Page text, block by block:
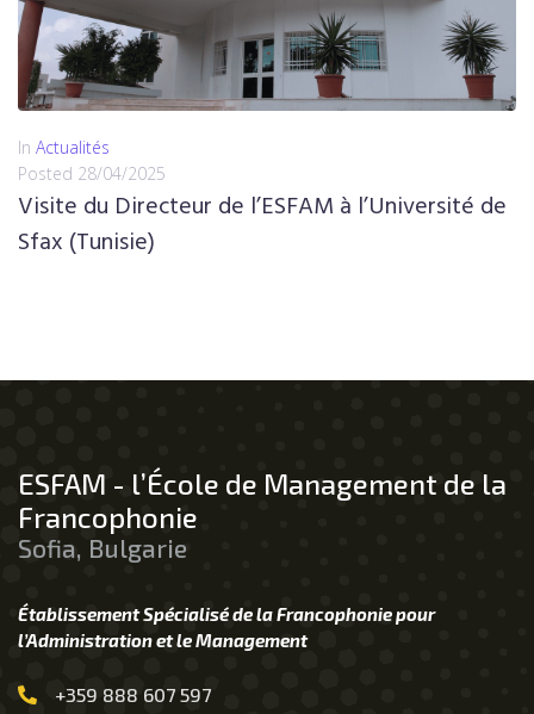
In Actualités
Posted 28/04/2025
Visite du Directeur de l’ESFAM à l’Université de
Sfax (Tunisie)
ESFAM - l’École de Management de la
Francophonie
Sofia, Bulgarie
Établissement Spécialisé de la Francophonie pour
l’Administration et le Management
+359 888 607 597